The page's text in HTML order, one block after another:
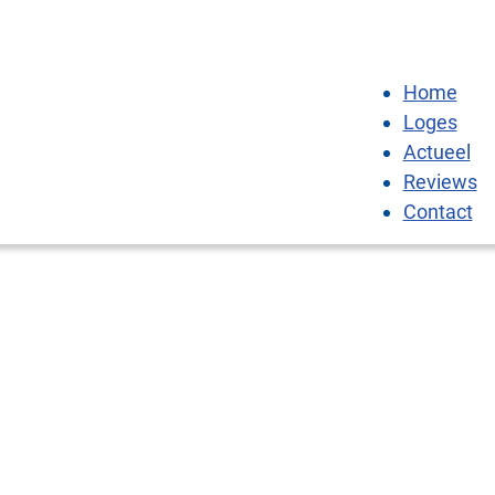
Home
Loges
Actueel
Reviews
Contact